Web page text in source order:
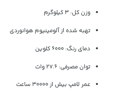
وزن کل: 3 کیلوگرم
تهبه شده از آلومینیوم هوانوردی
دمای رنگ: 6000 کلوین
توان مصرفی: 27.6 وات
عمر لامپ بیش از 30000 ساعت